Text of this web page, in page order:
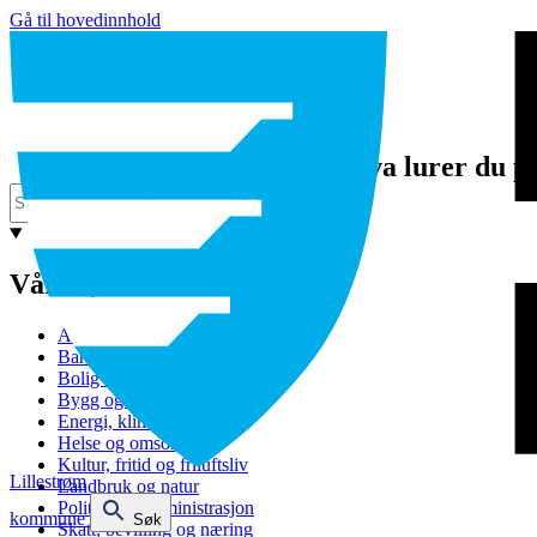
Gå til hovedinnhold
Lillestrøm
kommune
Søk
Hva lurer du
Våre tjenester
Avfall og gjenvinning
Barnehage
Bolig og sosiale tjenester
Bygg og eiendom
Energi, klima og miljø
Helse og omsorg
Kultur, fritid og friluftsliv
Landbruk og natur
Politikk og administrasjon
Skatt, bevilling og næring